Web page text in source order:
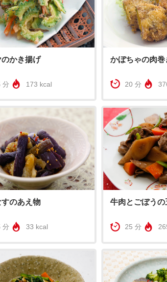
のかき揚げ
分 173 kcal
かぼちゃの肉巻
20 分
のあえ物
分 33 kcal
牛肉とごぼうの
25 分